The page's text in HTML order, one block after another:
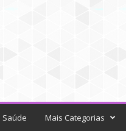
Saúde Mais Categorias